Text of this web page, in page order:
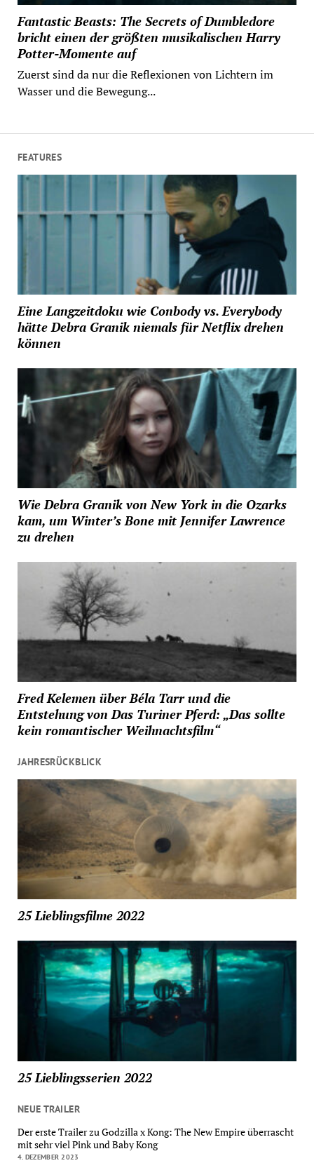
Fantastic Beasts: The Secrets of Dumbledore
bricht einen der größten musikalischen Harry
Potter-Momente auf
Zuerst sind da nur die Reflexionen von Lichtern im
Wasser und die Bewegung...
FEATURES
Eine Langzeitdoku wie Conbody vs. Everybody
hätte Debra Granik niemals für Netflix drehen
können
Wie Debra Granik von New York in die Ozarks
kam, um Winter’s Bone mit Jennifer Lawrence
zu drehen
Fred Kelemen über Béla Tarr und die
Entstehung von Das Turiner Pferd: „Das sollte
kein romantischer Weihnachtsfilm“
JAHRESRÜCKBLICK
25 Lieblingsfilme 2022
25 Lieblingsserien 2022
NEUE TRAILER
Der erste Trailer zu Godzilla x Kong: The New Empire überrascht
mit sehr viel Pink und Baby Kong
4. DEZEMBER 2023